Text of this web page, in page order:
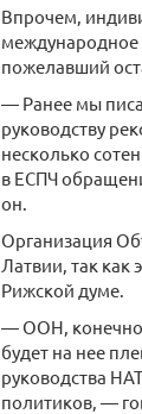
Впрочем,
международное
пожелавший
— Ранее мы
руководству
несколько
в ЕСПЧ
он.
Организация
Латвии, так как
Рижской думе.
— ООН, конечно,
будет на нее
руководства
политиков, —